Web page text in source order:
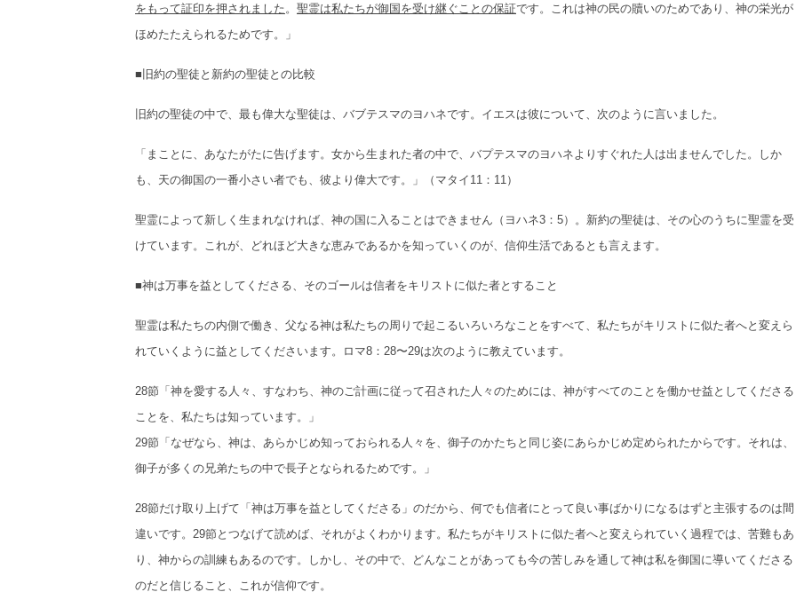
をもって証印を押されました 。 聖霊は私たちが御国を受け継ぐことの保証です。これは神の民の贖いのためであり、神の栄光が
ほめたたえられるためです。」
■旧約の聖徒と新約の聖徒との比較
旧約の聖徒の中で、最も偉大な聖徒は、バブテスマのヨハネです。イエスは彼について、次のように言いました。
「まことに、あなたがたに告げます。女から生まれた者の中で、バプテスマのヨハネよりすぐれた人は出ませんでした。しか
も、天の御国の一番小さい者でも、彼より偉大です。」（マタイ11：11）
聖霊によって新しく生まれなければ、神の国に入ることはできません（ヨハネ3：5）。新約の聖徒は、その心のうちに聖霊を受
けています。これが、どれほど大きな恵みであるかを知っていくのが、信仰生活であるとも言えます。
■神は万事を益としてくださる、そのゴールは信者をキリストに似た者とすること
聖霊は私たちの内側で働き、父なる神は私たちの周りで起こるいろいろなことをすべて、私たちがキリストに似た者へと変えら
れていくように益としてくださいます。ロマ8：28〜29は次のように教えています。
28節「神を愛する人々、すなわち、神のご計画に従って召された人々のためには、神がすべてのことを働かせ益としてくださる
ことを、私たちは知っています。」
29節「なぜなら、神は、あらかじめ知っておられる人々を、御子のかたちと同じ姿にあらかじめ定められたからです。それは、
御子が多くの兄弟たちの中で長子となられるためです。」
28節だけ取り上げて「神は万事を益としてくださる」のだから、何でも信者にとって良い事ばかりになるはずと主張するのは間
違いです。29節とつなげて読めば、それがよくわかります。私たちがキリストに似た者へと変えられていく過程では、苦難もあ
り、神からの訓練もあるのです。しかし、その中で、どんなことがあっても今の苦しみを通して神は私を御国に導いてくださる
のだと信じること、これが信仰です。